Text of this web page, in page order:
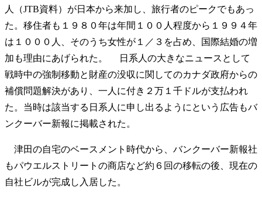
人（JTB資料）が日本から来加し、旅行者のピークでもあっ
た。移住者も１９８０年は年間１００人程度から１９９４年
は１０００人、そのうち女性が１／３を占め、国際結婚の増
加も理由にあげられた。 日系人の大きなニュースとして
戦時中の強制移動と財産の没収に関してのカナダ政府からの
補償問題解決があり、一人に付き２万１千ドルが支払われ
た。当時は該当する日系人に申し出るようにという広告もバ
ンクーバー新報に掲載された。
津田の自宅のベースメント時代から、バンクーバー新報社
もパウエルストリートの商店など約６回の移転の後、現在の
自社ビルが完成し入居した。